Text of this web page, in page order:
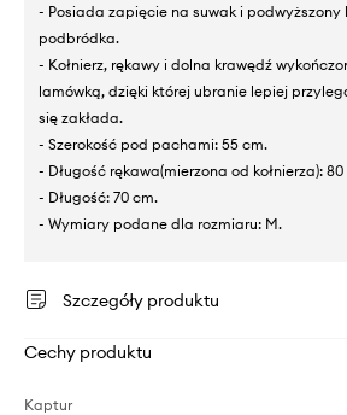
- Posiada zapięcie na suwak i podwyższony
podbródka.
- Kołnierz, rękawy i dolna krawędź
lamówką, dzięki której ubranie lepiej
się zakłada.
- Szerokość pod pachami: 55 cm.
- Długość rękawa(mierzona od kołnierza):
- Długość: 70 cm.
- Wymiary podane dla rozmiaru: M.
Szczegóły produktu
Cechy produktu
Kaptur